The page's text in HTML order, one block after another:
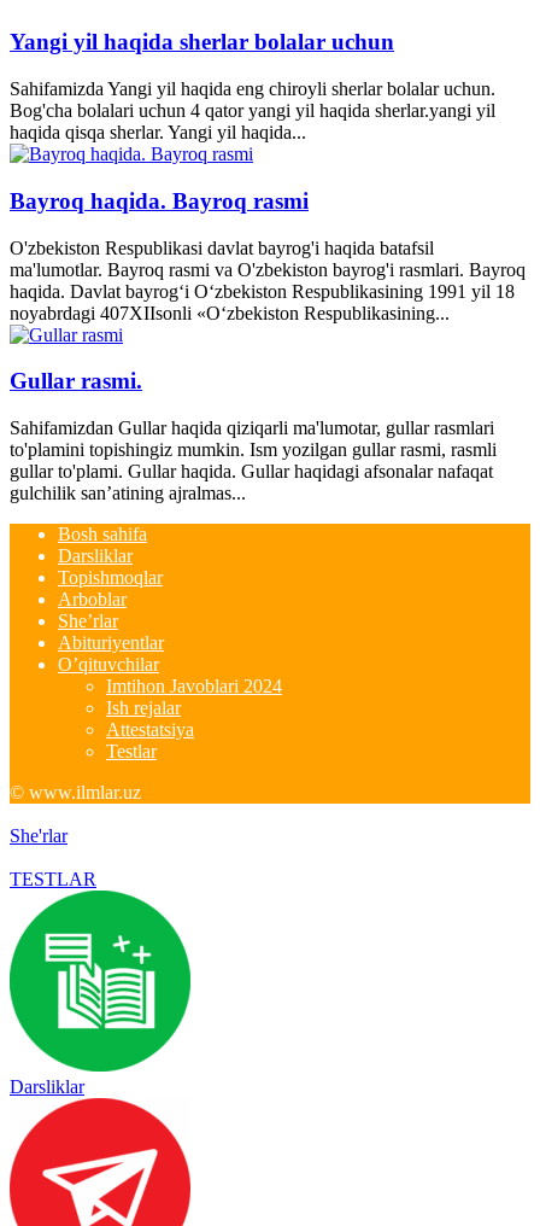
Yangi yil haqida sherlar bolalar uchun
Sahifamizda Yangi yil haqida eng chiroyli sherlar bolalar uchun.
Bog'cha bolalari uchun 4 qator yangi yil haqida sherlar.yangi yil
haqida qisqa sherlar. Yangi yil haqida...
Bayroq haqida. Bayroq rasmi
O'zbekiston Respublikasi davlat bayrog'i haqida batafsil
ma'lumotlar. Bayroq rasmi va O'zbekiston bayrog'i rasmlari. Bayroq
haqida. Davlat bayrog‘i O‘zbekiston Respublikasining 1991 yil 18
noyabrdagi 407­XII­sonli «O‘zbekiston Respublikasining...
Gullar rasmi.
Sahifamizdan Gullar haqida qiziqarli ma'lumotar, gullar rasmlari
to'plamini topishingiz mumkin. Ism yozilgan gullar rasmi, rasmli
gullar to'plami. Gullar haqida. Gullar haqidagi afsonalar nafaqat
gulchilik san’atining ajralmas...
Bosh sahifa
Darsliklar
Topishmoqlar
Arboblar
She’rlar
Abituriyentlar
O’qituvchilar
Imtihon Javoblari 2024
Ish rejalar
Attestatsiya
Testlar
© www.ilmlar.uz
She'rlar
TESTLAR
Darsliklar